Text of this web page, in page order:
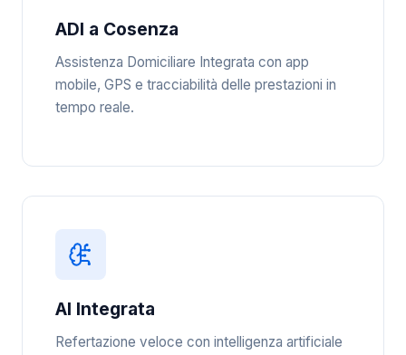
ADI a Cosenza
Assistenza Domiciliare Integrata con app
mobile, GPS e tracciabilità delle prestazioni in
tempo reale.
AI Integrata
Refertazione veloce con intelligenza artificiale